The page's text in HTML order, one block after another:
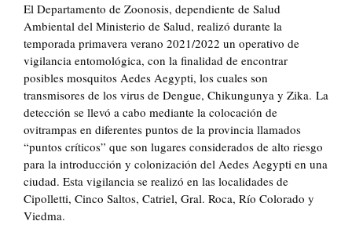
El Departamento de Zoonosis, dependiente de Salud
Ambiental del Ministerio de Salud, realizó durante la
temporada primavera verano 2021/2022 un operativo de
vigilancia entomológica, con la finalidad de encontrar
posibles mosquitos Aedes Aegypti, los cuales son
transmisores de los virus de Dengue, Chikungunya y Zika. La
detección se llevó a cabo mediante la colocación de
ovitrampas en diferentes puntos de la provincia llamados
“puntos críticos” que son lugares considerados de alto riesgo
para la introducción y colonización del Aedes Aegypti en una
ciudad. Esta vigilancia se realizó en las localidades de
Cipolletti, Cinco Saltos, Catriel, Gral. Roca, Río Colorado y
Viedma.